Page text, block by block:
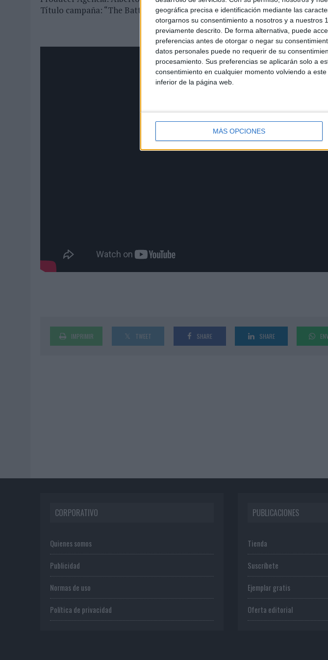
geográfica precisa e identificación mediante las
otorgarnos su consentimiento a nosotros y a nuestros
previamente descrito. De forma alternativa, puede
preferencias antes de otorgar o negar su
datos personales puede no requerir de su
procesamiento. Sus preferencias se aplicarán solo a
consentimiento en cualquier momento volviendo a
inferior de la página web.
MÁS OPCIONES
Título campaña: “The Battle Inside”
IMPRIMIR TWEET SHARE SHARE
CORPORATIVO
Quienes somos
Publicidad
Normas de uso
Política de privacidad
PUBLICACIONES
Tienda
Suscríbete
Ejemplar gratis
Oferta editorial